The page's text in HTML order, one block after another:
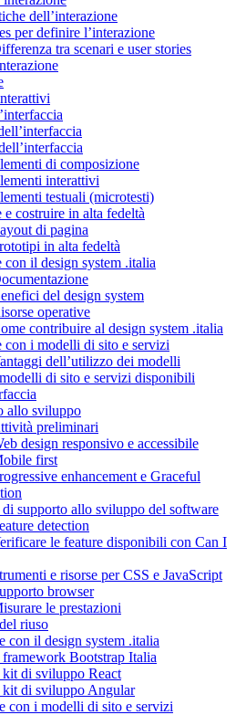
dell’interazione
per definire l’interazione
tra scenari e user stories
di composizione
interattivi
testuali (microtesti)
e costruire in alta fedeltà
di pagina
in alta fedeltà
con il design system .italia
del design system
operative
contribuire al design system .italia
con i modelli di sito e servizi
dell’utilizzo dei modelli
di sito e servizi disponibili
allo sviluppo
preliminari
design responsivo e accessibile
first
enhancement e Graceful
supporto allo sviluppo del software
detection
le feature disponibili con Can I
e risorse per CSS e JavaScript
browser
le prestazioni
riuso
con il design system .italia
Bootstrap Italia
di sviluppo React
di sviluppo Angular
con i modelli di sito e servizi